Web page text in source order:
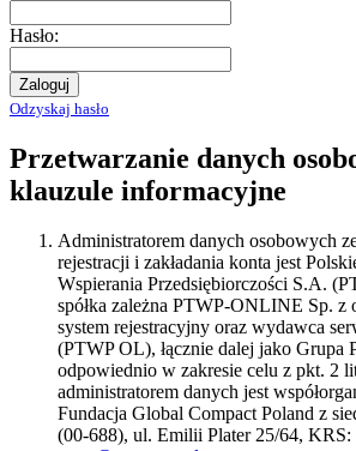
Hasło:
Zaloguj
Odzyskaj hasło
Przetwarzanie danych
klauzule informacyjne
Administratorem danych osobowych
rejestracji i zakładania konta jest
Wspierania Przedsiębiorczości S.A.
spółka zależna PTWP-ONLINE Sp. z
system rejestracyjny oraz wydawca
(PTWP OL), łącznie dalej jako Grupa
odpowiednio w zakresie celu z pkt. 2
administratorem danych jest
Fundacja Global Compact Poland z
(00-688), ul. Emilii Plater 25/64, KRS: